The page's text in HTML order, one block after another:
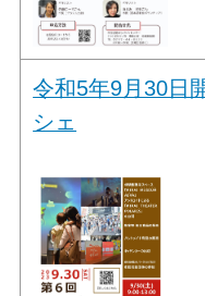
令和5年9月30日
シェ